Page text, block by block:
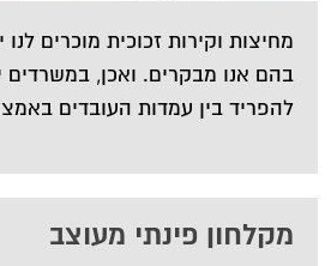
מחיצות וקירות זכוכית מוכרים
בהם אנו מבקרים. ואכן, במשרדים
להפריד בין עמדות העובדים
מקלחון פינתי מעוצב